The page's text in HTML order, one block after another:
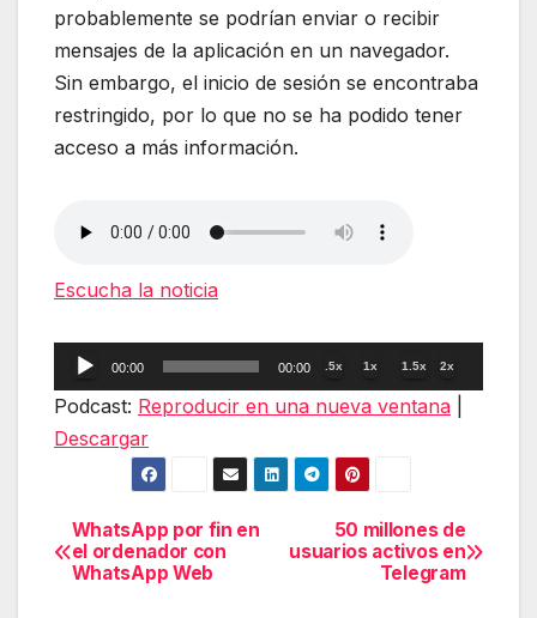
probablemente se podrían enviar o recibir
mensajes de la aplicación en un navegador.
Sin embargo, el inicio de sesión se encontraba
restringido, por lo que no se ha podido tener
acceso a más información.
Escucha la noticia
Reproductor
de
00:00 00:00 .5x 1x 1.5x 2x
Podcast: Reproducir en una nueva ventana
Descargar
Navegación
de
50 millones de
usuarios activos en
Telegram
WhatsApp por fin en
el ordenador con
WhatsApp Web